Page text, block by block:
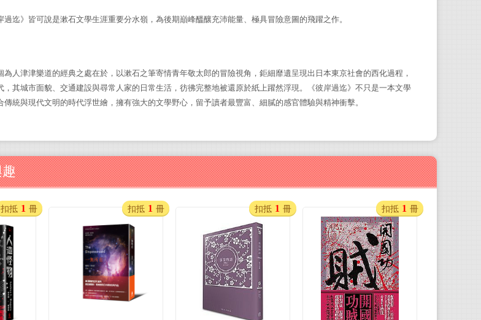
過迄》皆可說是漱石文學生涯重要分水嶺，為後期巔峰醞釀充沛能量、極具冒險意圖的飛躍之作。
為人津津樂道的經典之處在於，以漱石之筆寄情青年敬太郎的冒險視角，鉅細靡遺呈現出日本東京社會的西化過程，
，其城市面貌、交通建設與尋常人家的日常生活，彷彿完整地被還原於紙上躍然浮現。《彼岸過迄》不只是一本文學
傳統與現代文明的時代浮世繪，擁有強大的文學野心，留予讀者最豐富、細膩的感官體驗與精神衝擊。
扣抵 1 冊 扣抵 1 冊 扣抵 1 冊 扣抵 1 冊